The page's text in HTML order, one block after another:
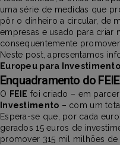
uma série de medidas que
pôr o dinheiro a circular, de
empresas e usado para criar
consequentemente
Neste post, apresentamos
Europeu para
Enquadramento do FEIE
O FEIE foi criado – em
Investimento – com um
Espera-se que, por cada
gerados 15 euros de
promover 315 mil milhões